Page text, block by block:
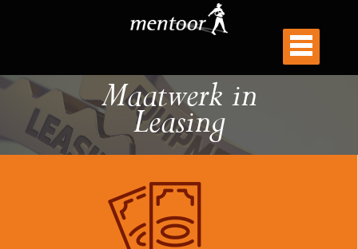
Maatwerk in
Leasing